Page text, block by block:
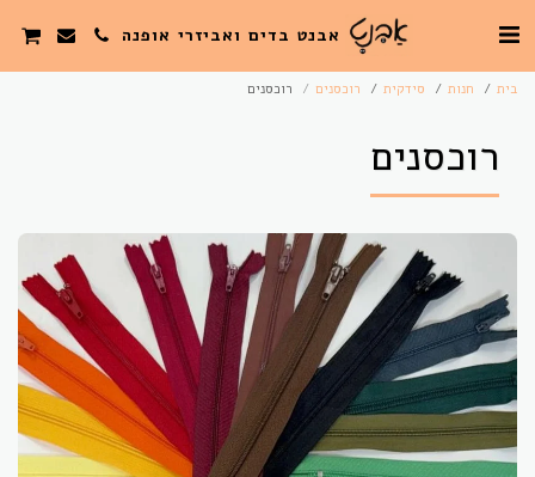
אבנט בדים ואביזרי אופנה
בית חנות סידקית רוכסנים רוכסנים
רוכסנים